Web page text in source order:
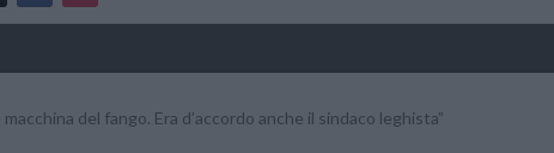
del fango. Era d’accordo anche il sindaco leghista”